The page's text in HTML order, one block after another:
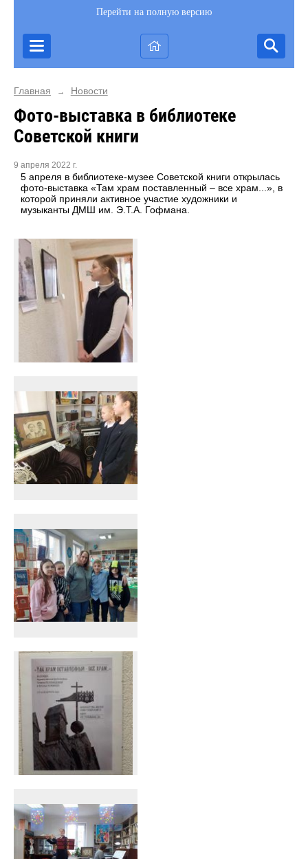
Перейти на полную версию
Главная → Новости
Фото-выставка в библиотеке
Советской книги
9 апреля 2022 г.
5 апреля в библиотеке-музее Советской книги открылась
фото-выставка «Там храм поставленный – все храм...», в
которой приняли активное участие художники и
музыканты ДМШ им. Э.Т.А. Гофмана.